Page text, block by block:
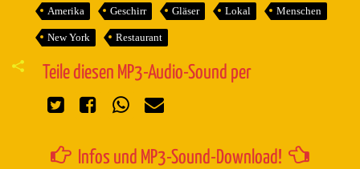
Amerika Geschirr Gläser Lokal Menschen
New York Restaurant
Teile diesen MP3-Audio-Sound per
Infos und MP3-Sound-Download!